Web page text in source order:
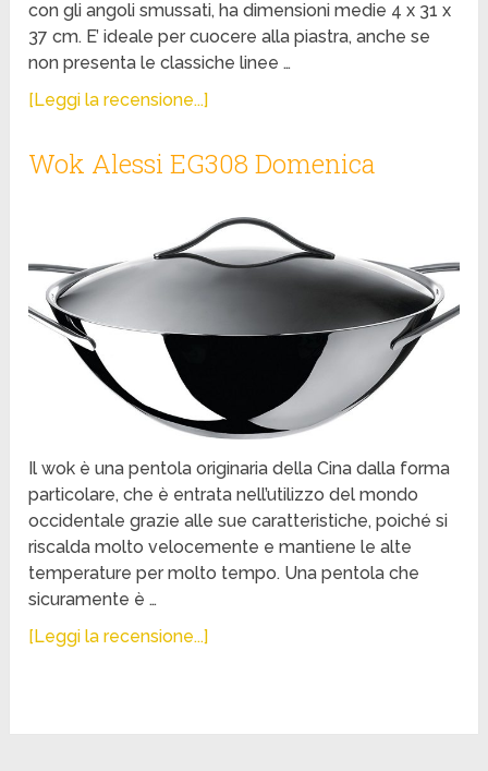
con gli angoli smussati, ha dimensioni medie 4 x 31 x
37 cm. E’ ideale per cuocere alla piastra, anche se
non presenta le classiche linee …
[Leggi la recensione...]
Wok Alessi EG308 Domenica
Il wok è una pentola originaria della Cina dalla forma
particolare, che è entrata nell’utilizzo del mondo
occidentale grazie alle sue caratteristiche, poiché si
riscalda molto velocemente e mantiene le alte
temperature per molto tempo. Una pentola che
sicuramente è …
[Leggi la recensione...]